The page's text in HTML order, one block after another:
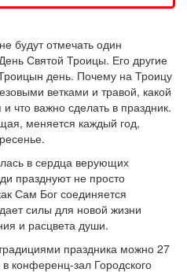
будут отмечать один
Святой Троицы. Его другие
день. Почему на Троицу
ветками и травой, какой
что важно сделать в праздник.
меняется каждый год,
в сердца верующих
празднуют не просто
Сам Бог соединяется
силы для новой жизни
и расцвета души.
праздника можно 27
конференц-зал Городского